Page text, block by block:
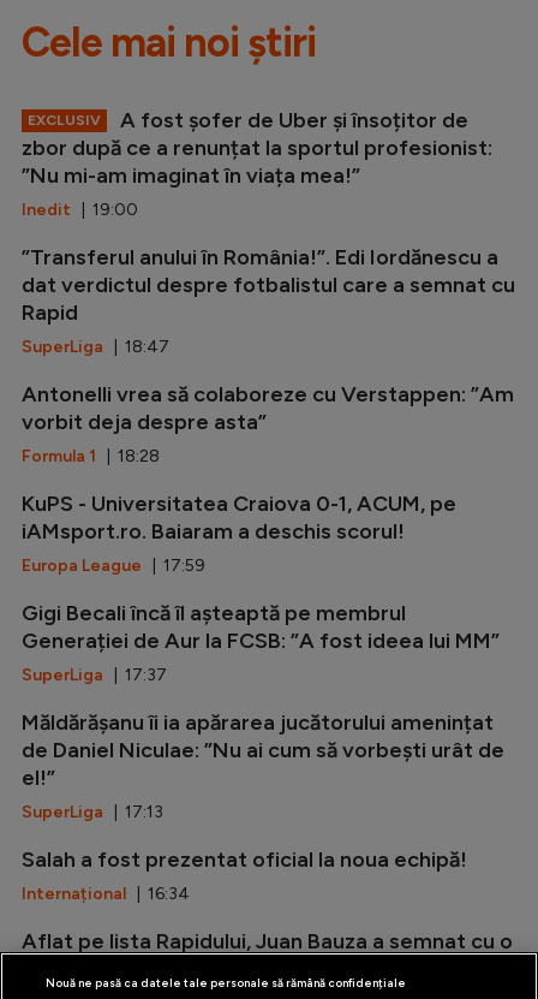
Cele mai noi știri
EXCLUSIV
A fost șofer de Uber și însoțitor de
zbor după ce a renunțat la sportul profesionist:
”Nu mi-am imaginat în viața mea!”
Inedit | 19:00
”Transferul anului în România!”. Edi Iordănescu a
dat verdictul despre fotbalistul care a semnat cu
Rapid
SuperLiga | 18:47
Antonelli vrea să colaboreze cu Verstappen: ”Am
vorbit deja despre asta”
Formula 1 | 18:28
KuPS - Universitatea Craiova 0-1, ACUM, pe
iAMsport.ro. Baiaram a deschis scorul!
Europa League | 17:59
Gigi Becali încă îl așteaptă pe membrul
Generației de Aur la FCSB: ”A fost ideea lui MM”
SuperLiga | 17:37
Măldărășanu îi ia apărarea jucătorului amenințat
de Daniel Niculae: ”Nu ai cum să vorbești urât de
el!”
SuperLiga | 17:13
Salah a fost prezentat oficial la noua echipă!
Internațional | 16:34
Aflat pe lista Rapidului, Juan Bauza a semnat cu o
Nouă ne pasă ca datele tale personale să rămână confidențiale